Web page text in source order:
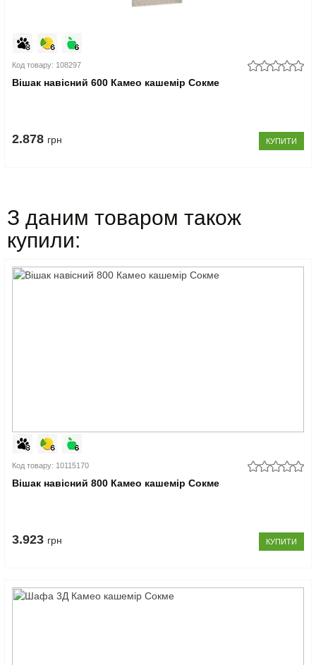
Код товару: 108297
Вішак навісний 600 Камео кашемір Сокме
2.878 грн КУПИТИ
З даним товаром також
купили:
Код товару: 10115170
Вішак навісний 800 Камео кашемір Сокме
3.923 грн КУПИТИ